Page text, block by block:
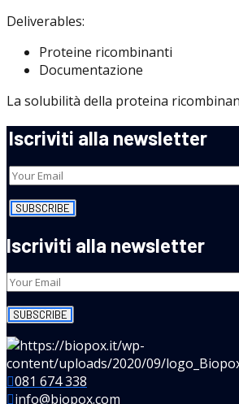
Deliverables:
Proteine ​​ricombinanti
Documentazione
La solubilità della proteina
Iscriviti alla newsletter
Iscriviti alla newsletter
081 674 338
info@biopox.com